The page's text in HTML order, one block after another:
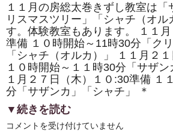
１１月の房総太巻きずし教室は「
リスマスツリー」「シャチ（オル
す。体験教室もあります。 １１
準備 １０時開始～11時30分「ク
「シャチ（オルカ）」 １１月２
１０時開始～１１時30分「サザン
１月２７日（木）１０:30準備 １
分「サザンカ」「シャチ」 ＊
▼続きを読む
11
コメントを受け付けていません